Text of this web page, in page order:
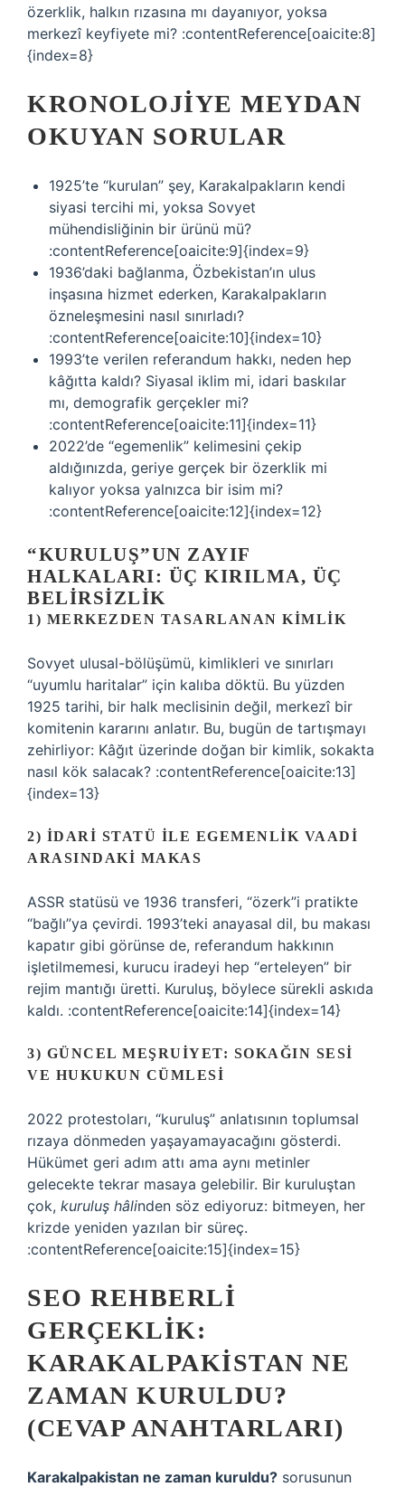
özerklik, halkın rızasına mı dayanıyor, yoksa
merkezî keyfiyete mi? :contentReference[oaicite:8]
{index=8}
KRONOLOJIYE MEYDAN
OKUYAN SORULAR
1925’te “kurulan” şey, Karakalpakların kendi
siyasi tercihi mi, yoksa Sovyet
mühendisliğinin bir ürünü mü?
:contentReference[oaicite:9]{index=9}
1936’daki bağlanma, Özbekistan’ın ulus
inşasına hizmet ederken, Karakalpakların
özneleşmesini nasıl sınırladı?
:contentReference[oaicite:10]{index=10}
1993’te verilen referandum hakkı, neden hep
kâğıtta kaldı? Siyasal iklim mi, idari baskılar
mı, demografik gerçekler mi?
:contentReference[oaicite:11]{index=11}
2022’de “egemenlik” kelimesini çekip
aldığınızda, geriye gerçek bir özerklik mi
kalıyor yoksa yalnızca bir isim mi?
:contentReference[oaicite:12]{index=12}
“KURULUŞ”UN ZAYIF
HALKALARI: ÜÇ KIRILMA, ÜÇ
BELIRSIZLIK
1) MERKEZDEN TASARLANAN KIMLIK
Sovyet ulusal-bölüşümü, kimlikleri ve sınırları
“uyumlu haritalar” için kalıba döktü. Bu yüzden
1925 tarihi, bir halk meclisinin değil, merkezî bir
komitenin kararını anlatır. Bu, bugün de tartışmayı
zehirliyor: Kâğıt üzerinde doğan bir kimlik, sokakta
nasıl kök salacak? :contentReference[oaicite:13]
{index=13}
2) İDARI STATÜ ILE EGEMENLIK VAADI
ARASINDAKI MAKAS
ASSR statüsü ve 1936 transferi, “özerk”i pratikte
“bağlı”ya çevirdi. 1993’teki anayasal dil, bu makası
kapatır gibi görünse de, referandum hakkının
işletilmemesi, kurucu iradeyi hep “erteleyen” bir
rejim mantığı üretti. Kuruluş, böylece sürekli askıda
kaldı. :contentReference[oaicite:14]{index=14}
3) GÜNCEL MEŞRUIYET: SOKAĞIN SESI
VE HUKUKUN CÜMLESI
2022 protestoları, “kuruluş” anlatısının toplumsal
rızaya dönmeden yaşayamayacağını gösterdi.
Hükümet geri adım attı ama aynı metinler
gelecekte tekrar masaya gelebilir. Bir kuruluştan
çok, kuruluş hâlinden söz ediyoruz: bitmeyen, her
krizde yeniden yazılan bir süreç.
:contentReference[oaicite:15]{index=15}
SEO REHBERLI
GERÇEKLIK:
KARAKALPAKISTAN NE
ZAMAN KURULDU?
(CEVAP ANAHTARLARI)
Karakalpakistan ne zaman kuruldu? sorusunun